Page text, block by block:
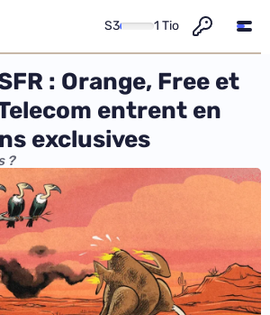
S3 1 Tio
: Orange, Free et
entrent en
exclusives
?